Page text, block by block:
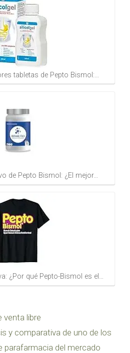
tabletas de Pepto Bismol:…
de Pepto Bismol: ¿El mejor…
¿Por qué Pepto-Bismol es el…
venta libre
y comparativa de uno de los
parafarmacia del mercado